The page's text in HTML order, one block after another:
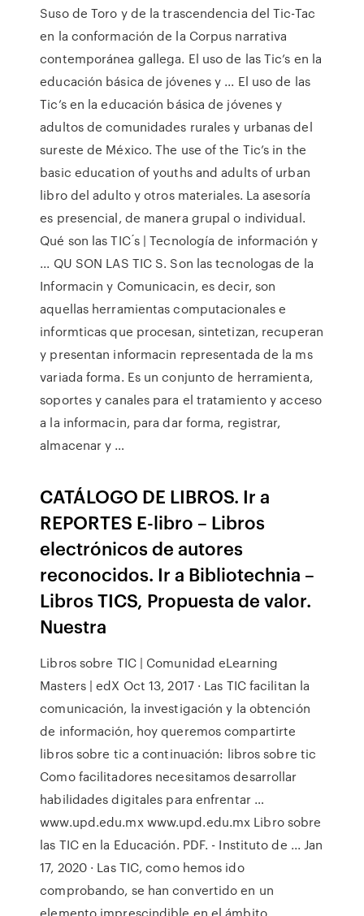
Suso de Toro y de la trascendencia del Tic-Tac
en la conformación de la Corpus narrativa
contemporánea gallega. El uso de las Tic’s en la
educación básica de jóvenes y ... El uso de las
Tic’s en la educación básica de jóvenes y
adultos de comunidades rurales y urbanas del
sureste de México. The use of the Tic’s in the
basic education of youths and adults of urban
libro del adulto y otros materiales. La asesoría
es presencial, de manera grupal o individual.
Qué son las TIC ́s | Tecnología de información y
... QU SON LAS TIC S. Son las tecnologas de la
Informacin y Comunicacin, es decir, son
aquellas herramientas computacionales e
informticas que procesan, sintetizan, recuperan
y presentan informacin representada de la ms
variada forma. Es un conjunto de herramienta,
soportes y canales para el tratamiento y acceso
a la informacin, para dar forma, registrar,
almacenar y …
CATÁLOGO DE LIBROS. Ir a
REPORTES E-libro – Libros
electrónicos de autores
reconocidos. Ir a Bibliotechnia –
Libros TICS, Propuesta de valor.
Nuestra
Libros sobre TIC | Comunidad eLearning
Masters | edX Oct 13, 2017 · Las TIC facilitan la
comunicación, la investigación y la obtención
de información, hoy queremos compartirte
libros sobre tic a continuación: libros sobre tic
Como facilitadores necesitamos desarrollar
habilidades digitales para enfrentar …
www.upd.edu.mx www.upd.edu.mx Libro sobre
las TIC en la Educación. PDF. - Instituto de ... Jan
17, 2020 · Las TIC, como hemos ido
comprobando, se han convertido en un
elemento imprescindible en el ámbito